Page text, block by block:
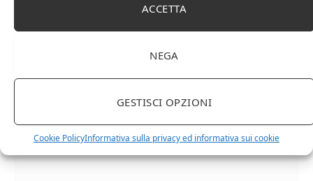
ACCETTA
NEGA
GESTISCI OPZIONI
Cookie PolicyInformativa sulla privacy ed informativa sui cookie